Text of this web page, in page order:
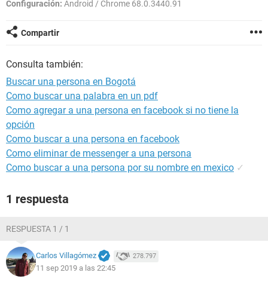
Configuración: Android / Chrome 68.0.3440.91
Compartir
Consulta también:
Buscar una persona en Bogotá
Como buscar una palabra en un pdf
Como agregar a una persona en facebook si no tiene la
opción
Como buscar a una persona en facebook
Como eliminar de messenger a una persona
Como buscar a una persona por su nombre en mexico ✓
1 respuesta
RESPUESTA 1 / 1
Carlos Villagómez 278.797
11 sep 2019 a las 22:45